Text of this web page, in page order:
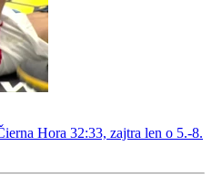
Hora 32:33, zajtra len o 5.-8.